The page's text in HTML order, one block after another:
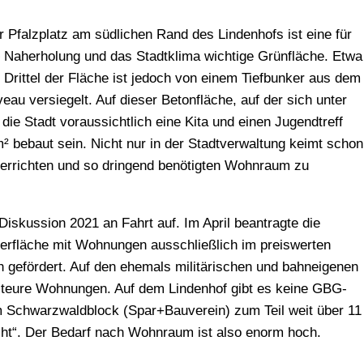
Pfalzplatz am südlichen Rand des Lindenhofs ist eine für
Naherholung und das Stadtklima wichtige Grünfläche. Etwa
Drittel der Fläche ist jedoch von einem Tiefbunker aus dem
versiegelt. Auf dieser Betonfläche, auf der sich unter
Stadt voraussichtlich eine Kita und einen Jugendtreff
bebaut sein. Nicht nur in der Stadtverwaltung keimt schon
und so dringend benötigten Wohnraum zu
2021 an Fahrt auf. Im April beantragte die
mit Wohnungen ausschließlich im preiswerten
Auf den ehemals militärischen und bahneigenen
Wohnungen. Auf dem Lindenhof gibt es keine GBG-
(Spar+Bauverein) zum Teil weit über 11
Der Bedarf nach Wohnraum ist also enorm hoch.